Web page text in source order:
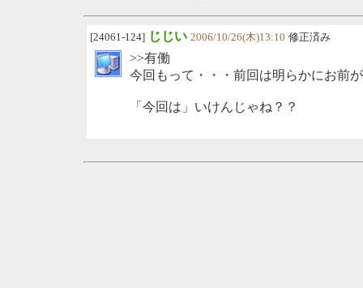
[24061-124] じじい 2006/10/26(木)13:10 修正済み
>>有働
今回もって・・・前回は明らかにお前
「今回は」いけんじゃね？？